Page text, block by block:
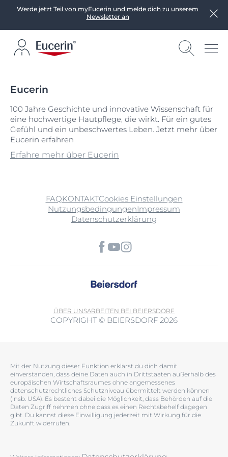
Werde jetzt Teil von myEucerin und melde dich zu unserem
Newsletter an
Eucerin
100 Jahre Geschichte und innovative Wissenschaft für
eine hochwertige Hautpflege, die wirkt. Für ein gutes
Gefühl und ein unbeschwertes Leben. Jetzt mehr über
Eucerin erfahren
Erfahre mehr über Eucerin
FAQKONTAKTCookies Einstellungen
NutzungsbedingungenImpressum
Datenschutzerklärung
ÜBER UNSARBEITEN BEI BEIERSDORF
COPYRIGHT © BEIERSDORF 2026
Mit der Nutzung dieser Funktion erklärst du dich damit
einverstanden, dass deine Daten auch in Drittstaaten außerhalb des
europäischen Wirtschaftsraumes ohne angemessenes
datenschutzrechtliches Schutzniveau übermittelt werden können
(insb. USA). Es besteht dabei die Möglichkeit, dass Behörden auf die
Daten Zugriff nehmen ohne dass es einen Rechtsbehelf dagegen
gibt. Du kannst diese Einwilligung jederzeit mit Wirkung für die
Zukunft widerrufen.